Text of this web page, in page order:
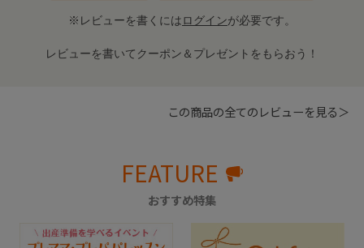
※レビューを書くにはログインが必要です。
レビューを書いてクーポン＆プレゼントをもらおう！
この商品の全てのレビューを見る＞
FEATURE
おすすめ特集